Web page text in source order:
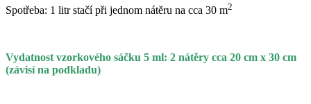
Spotřeba: 1 litr stačí při jednom nátěru na cca 30 m2
Vydatnost vzorkového sáčku 5 ml: 2 nátěry cca 20 cm x 30 cm
(závisí na podkladu)